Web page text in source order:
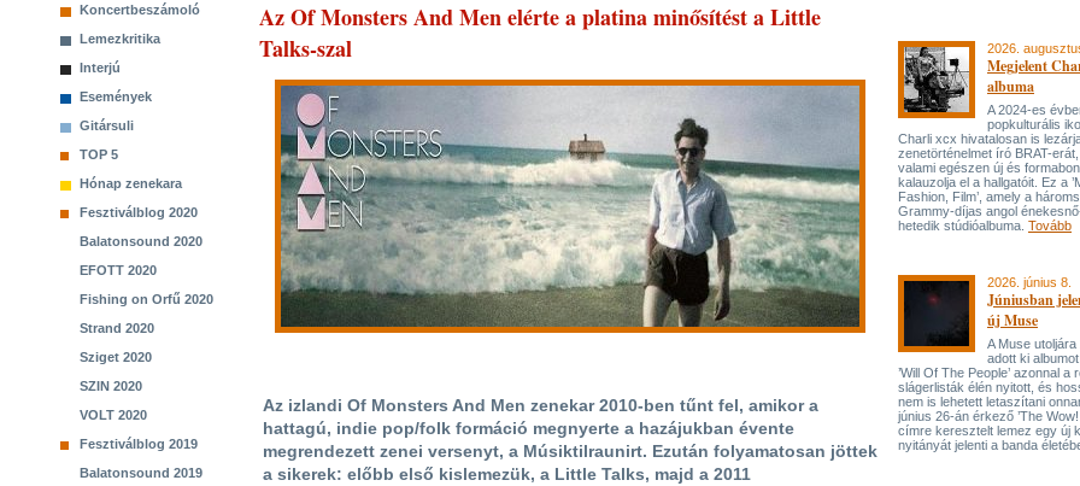
Koncertbeszámoló
Lemezkritika
Interjú
Események
Gitársuli
TOP 5
Hónap zenekara
Fesztiválblog 2020
Balatonsound 2020
EFOTT 2020
Fishing on Orfű 2020
Strand 2020
Sziget 2020
SZIN 2020
VOLT 2020
Fesztiválblog 2019
Balatonsound 2019
Az Of Monsters And Men elérte a platina minősítést a Little
Talks-szal
Az izlandi Of Monsters And Men zenekar 2010-ben tűnt fel, amikor a
hattagú, indie pop/folk formáció megnyerte a hazájukban évente
megrendezett zenei versenyt, a Músiktilraunirt. Ezután folyamatosan jöttek
a sikerek: előbb első kislemezük, a Little Talks, majd a 2011
2026.
Megjelent
albuma
A 2024-es
popkulturális
Charli xcx hivatalosan is
zenetörténelmet író BRAT-
valami egészen új és
kalauzolja el a hallgatóit. Ez a
Fashion, Film’, amely a
Grammy-díjas angol
hetedik stúdióalbuma. Tovább
2026. június 8.
Júniusban
új Muse
A Muse
adott ki
’Will Of The People’ azonnal a
slágerlisták élén nyitott, és
nem is lehetett letaszítani
június 26-án érkező ’The Wow!
címre keresztelt lemez egy új
nyitányát jelenti a banda